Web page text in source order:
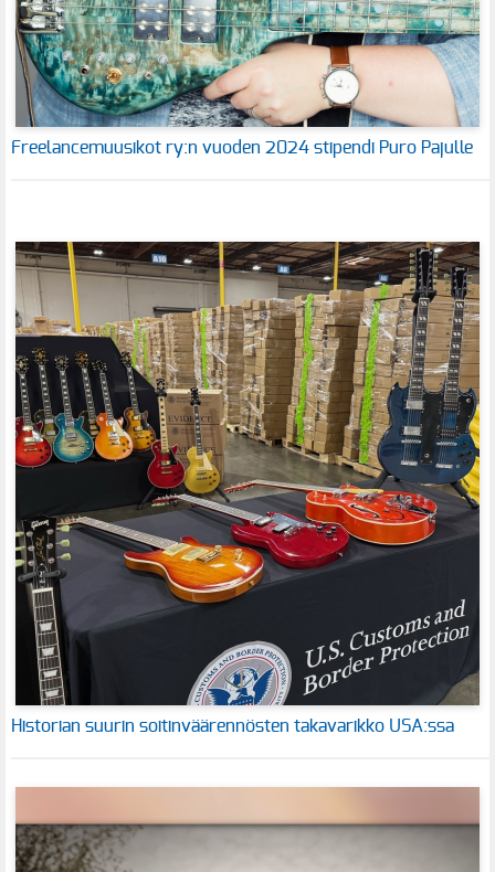
Freelancemuusikot ry:n vuoden 2024 stipendi Puro Pajulle
Historian suurin soitinväärennösten takavarikko USA:ssa